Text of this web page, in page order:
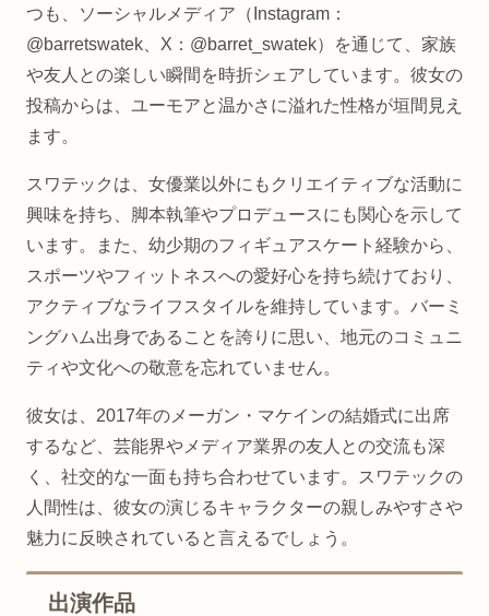
つも、ソーシャルメディア（Instagram：
@barretswatek、X：@barret_swatek）を通じて、家族
や友人との楽しい瞬間を時折シェアしています。彼女の
投稿からは、ユーモアと温かさに溢れた性格が垣間見え
ます。
スワテックは、女優業以外にもクリエイティブな活動に
興味を持ち、脚本執筆やプロデュースにも関心を示して
います。また、幼少期のフィギュアスケート経験から、
スポーツやフィットネスへの愛好心を持ち続けており、
アクティブなライフスタイルを維持しています。バーミ
ングハム出身であることを誇りに思い、地元のコミュニ
ティや文化への敬意を忘れていません。
彼女は、2017年のメーガン・マケインの結婚式に出席
するなど、芸能界やメディア業界の友人との交流も深
く、社交的な一面も持ち合わせています。スワテックの
人間性は、彼女の演じるキャラクターの親しみやすさや
魅力に反映されていると言えるでしょう。
出演作品